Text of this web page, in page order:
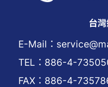
台
E-Mail：
TEL：886-4-
FAX：886-4-